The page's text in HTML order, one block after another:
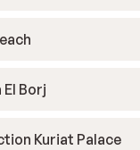
Borj
Kuriat Palace